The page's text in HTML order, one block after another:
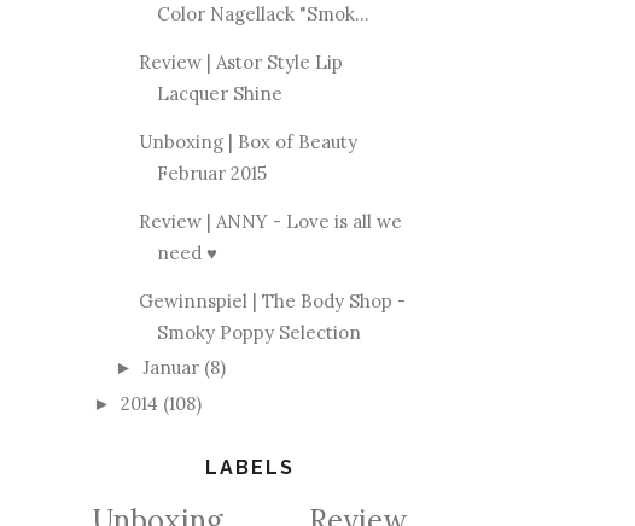
Color Nagellack "Smok...
Review | Astor Style Lip
Lacquer Shine
Unboxing | Box of Beauty
Februar 2015
Review | ANNY - Love is all we
need ♥
Gewinnspiel | The Body Shop -
Smoky Poppy Selection
► Januar (8)
► 2014 (108)
LABELS